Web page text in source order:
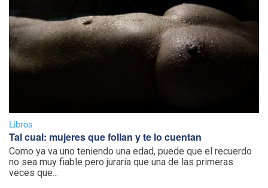
Libros
Tal cual: mujeres que follan y te lo cuentan
Como ya va uno teniendo una edad, puede que el recuerdo
no sea muy fiable pero juraría que una de las primeras
veces que...